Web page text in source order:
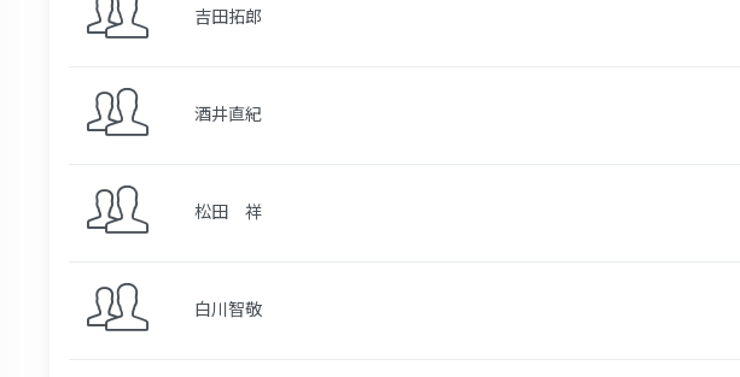
吉田拓郎
酒井直紀
松田 祥
白川智敬